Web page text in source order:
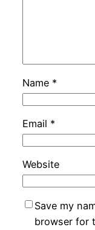
Name *
Email *
Website
Save my
browser for